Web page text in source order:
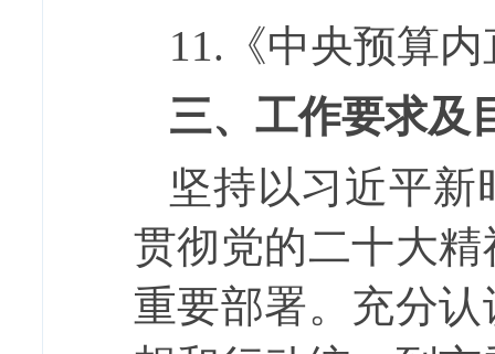
11. 《中央预算
三、工作要求及
坚持以习近平
贯彻党的二十大
重要部署。充分认